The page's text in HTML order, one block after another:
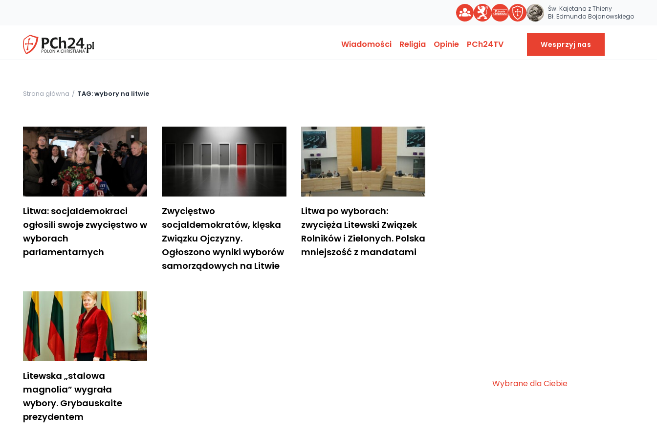
Św. Kajetana z Thieny
Bł. Edmunda Bojanowskiego
Wiadomości Religia Opinie PCh24TV Wesprzyj nas
Strona główna TAG: wybory na litwie
Litwa: socjaldemokraci
ogłosili swoje zwycięstwo w
wyborach
parlamentarnych
Zwycięstwo
socjaldemokratów, klęska
Związku Ojczyzny.
Ogłoszono wyniki wyborów
samorządowych na Litwie
Litwa po wyborach:
zwycięża Litewski Związek
Rolników i Zielonych. Polska
mniejszość z mandatami
Litewska „stalowa
magnolia” wygrała
wybory. Grybauskaite
prezydentem
Wybrane dla Ciebie